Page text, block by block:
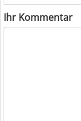
Ihr Kommentar